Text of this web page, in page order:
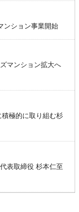
ンション事業開始
マンション拡大へ
積極的に取り組む杉
表取締役 杉本仁至